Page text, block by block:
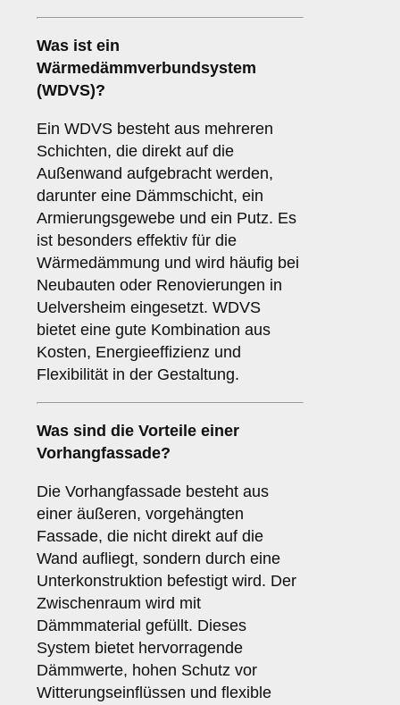
Was ist ein
Wärmedämmverbundsystem
(WDVS)?
Ein WDVS besteht aus mehreren
Schichten, die direkt auf die
Außenwand aufgebracht werden,
darunter eine Dämmschicht, ein
Armierungsgewebe und ein Putz. Es
ist besonders effektiv für die
Wärmedämmung und wird häufig bei
Neubauten oder Renovierungen in
Uelversheim eingesetzt. WDVS
bietet eine gute Kombination aus
Kosten, Energieeffizienz und
Flexibilität in der Gestaltung.
Was sind die Vorteile einer
Vorhangfassade?
Die Vorhangfassade besteht aus
einer äußeren, vorgehängten
Fassade, die nicht direkt auf die
Wand aufliegt, sondern durch eine
Unterkonstruktion befestigt wird. Der
Zwischenraum wird mit
Dämmmaterial gefüllt. Dieses
System bietet hervorragende
Dämmwerte, hohen Schutz vor
Witterungseinflüssen und flexible